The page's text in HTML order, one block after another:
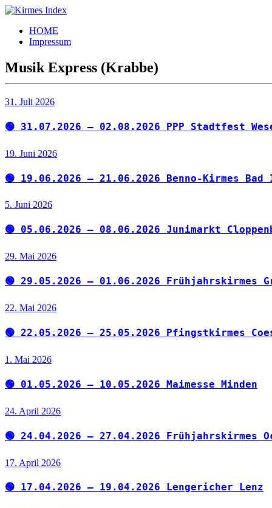
Zum
springen
Kirmes
Index
Tourpläne
der
letzten
Jahre
HOME
Impressum
Musik Express (Krabbe)
31. Juli 2026
🟢 31.07.2026 – 02.08.2026 PPP Stadtfest
19. Juni 2026
🟢 19.06.2026 – 21.06.2026 Benno-Kirmes Bad
5. Juni 2026
🟢 05.06.2026 – 08.06.2026 Junimarkt
29. Mai 2026
🟢 29.05.2026 – 01.06.2026 Frühjahrskirmes
22. Mai 2026
🟢 22.05.2026 – 25.05.2026 Pfingstkirmes
1. Mai 2026
🟢 01.05.2026 – 10.05.2026 Maimesse Minden
24. April 2026
🟢 24.04.2026 – 27.04.2026 Frühjahrskirmes
17. April 2026
🟢 17.04.2026 – 19.04.2026 Lengericher Lenz